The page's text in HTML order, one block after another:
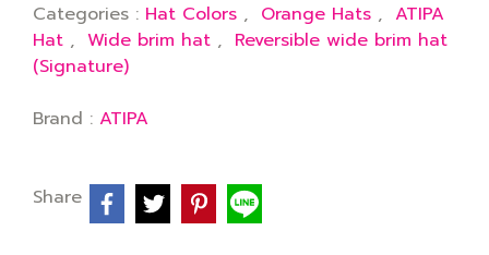
Categories : Hat Colors , Orange Hats , ATIPA
Hat , Wide brim hat , Reversible wide brim hat
(Signature)
Brand : ATIPA
Share